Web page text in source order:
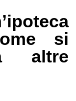
si
altre